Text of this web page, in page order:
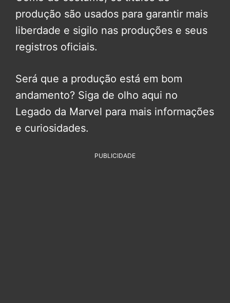
produção são usados para garantir mais
liberdade e sigilo nas produções e seus
registros oficiais.
Será que a produção está em bom
andamento? Siga de olho aqui no
Legado da Marvel para mais informações
e curiosidades.
PUBLICIDADE